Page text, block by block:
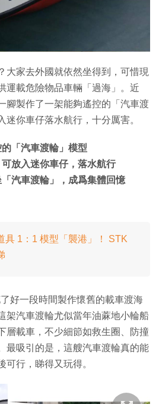
大家去外國就依然坐得到，可惜現
運載危險物品車輛「過海」。近
腳製作了一架能夠遙控的「汽車渡
迷你車仔落水航行，十分厲害。
「汽車渡輪」模型
放入迷你車仔，落水航行
汽車渡輪」，成爲集體回憶
具 1：1 模型「襲港」！ STK
好一段時間製作懷舊的載車渡海
架汽車渡輪尤似當年油蔴地小輪船
層載車，不少細節如救生圈、防撞
最吸引的是，這艘汽車渡輪真的能
可行，睇得又玩得。